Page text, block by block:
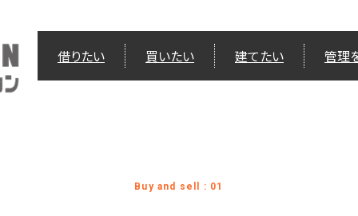
借りたい 買いたい 建てたい 管理
Buy and sell : 01